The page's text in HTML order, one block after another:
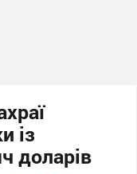
із
доларів